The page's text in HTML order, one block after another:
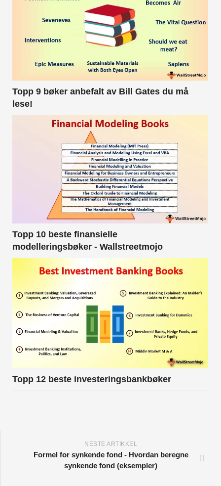
Topp 9 bøker anbefalt av Bill Gates du må
lese!
Topp 10 beste finansielle
modelleringsbøker - Wallstreetmojo
Topp 12 beste investeringsbankbøker
NESTE ARTIKKEL
Formel for synkende fond - Hvordan beregne
synkende fond (eksempler)